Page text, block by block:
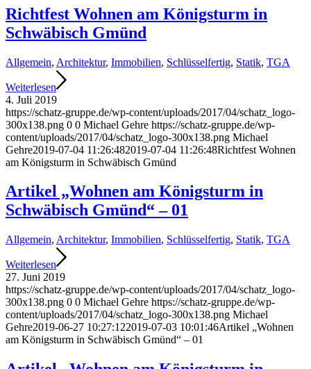
Richtfest Wohnen am Königsturm in
Schwäbisch Gmünd
Allgemein, Architektur, Immobilien, Schlüsselfertig, Statik, TGA
Weiterlesen
4. Juli 2019
https://schatz-gruppe.de/wp-content/uploads/2017/04/schatz_logo-
300x138.png 0 0 Michael Gehre https://schatz-gruppe.de/wp-
content/uploads/2017/04/schatz_logo-300x138.png Michael
Gehre2019-07-04 11:26:482019-07-04 11:26:48Richtfest Wohnen
am Königsturm in Schwäbisch Gmünd
Artikel „Wohnen am Königsturm in
Schwäbisch Gmünd“ – 01
Allgemein, Architektur, Immobilien, Schlüsselfertig, Statik, TGA
Weiterlesen
27. Juni 2019
https://schatz-gruppe.de/wp-content/uploads/2017/04/schatz_logo-
300x138.png 0 0 Michael Gehre https://schatz-gruppe.de/wp-
content/uploads/2017/04/schatz_logo-300x138.png Michael
Gehre2019-06-27 10:27:122019-07-03 10:01:46Artikel „Wohnen
am Königsturm in Schwäbisch Gmünd“ – 01